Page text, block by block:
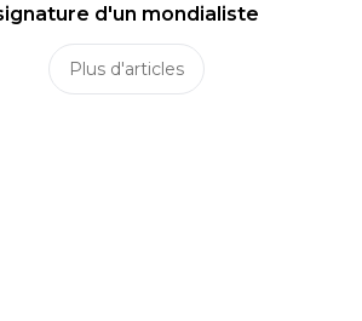
d'un mondialiste
Plus d'articles